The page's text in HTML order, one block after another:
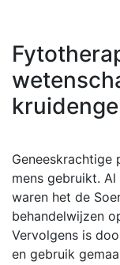
Geneeskrachtige
mens gebruikt.
waren het de
behandelwijzen
Vervolgens is
en gebruik